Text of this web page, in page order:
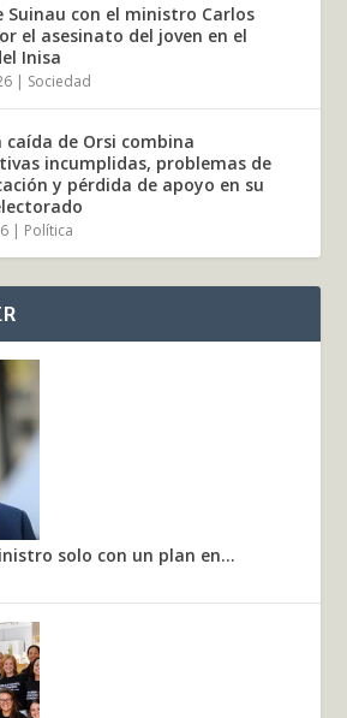
Suinau con el ministro Carlos
el asesinato del joven en el
Inisa
| Sociedad
caída de Orsi combina
incumplidas, problemas de
y pérdida de apoyo en su
| Política
solo con un plan en...